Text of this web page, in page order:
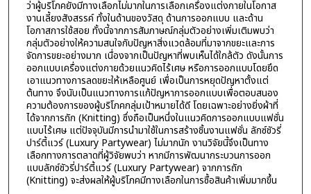
ว่าผู้บริโภคยังมีทางเลือกไม่มากในการเลือกเครื่องแต่งกายในโอกาส
งานเลี้ยงสังสรรค์ ทั้งในด้านของวัสดุ ด้านการออกแบบ และด้าน
โอกาสการใช้สอย ทั้งนี้จากการสัมภาษณ์กลุ่มตัวอย่างเพิ่มเติมพบว่า
กลุ่มตัวอย่างให้ความสนใจกับปัญหาสิ่งแวดล้อมที่มาจากขยะและการ
จัดการขยะอย่างมาก เนื่องจากเป็นปัญหาที่พบเห็นได้ใกล้ตัว ดังนั้นการ
ออกแบบเครื่องแต่งกายด้วยแนวคิดไร้เศษ หรือการออกแบบโดยยึด
เอาแนวทางการลดขยะให้เหลือศูนย์ เพื่อเป็นการหยุดปัญหาตั้งแต่
ต้นทาง จึงนับเป็นแนวทางการแก้ปัญหาการออกแบบเพื่อตอบสนอง
ความต้องการของผู้บริโภคกลุ่มเป้าหมายได้ดี โดยเฉพาะอย่างยิ่งผ้าที่
ได้จากการถัก (Knitting) ซึ่งถือเป็นหนึ่งในแนวคิดการออกแบบแฟชั่น
แบบไร้เศษ แต่ปัจจุบันมีการนำมาใช้ในการสร้างชิ้นงานแฟชั่น ลักซ์ชัวรี่
ปาร์ตี้แวร์ (Luxury Partywear) ไม่มากนัก งานวิจัยนี้จึงเป็นทาง
เลือกทางการตลาดที่ผู้วิจัยพบว่า หากมีการพัฒนากระบวนการออก
แบบลักซ์ชัวรี่ปาร์ตี้แวร์ (Luxury Partywear) จากการถัก
(Knitting) จะส่งผลให้ผู้บริโภคมีทางเลือกในการซื้อสินค้าเพิ่มมากขึ้น